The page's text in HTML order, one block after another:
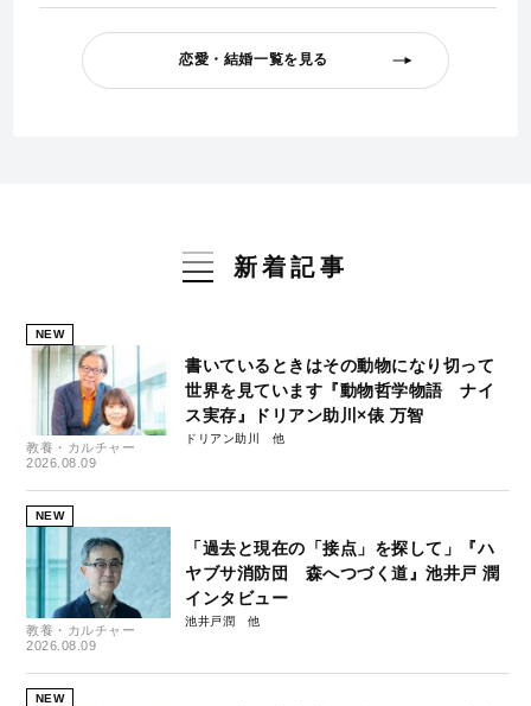
恋愛・結婚一覧を見る
新着記事
NEW
教養・カルチャー
2026.08.09
書いているときはその動物になり切って
世界を見ています『動物哲学物語 ナイ
ス実存』ドリアン助川×俵 万智
ドリアン助川
NEW
教養・カルチャー
2026.08.09
「過去と現在の「接点」を探して」『ハ
ヤブサ消防団 森へつづく道』池井戸 潤
インタビュー
池井戸潤
NEW